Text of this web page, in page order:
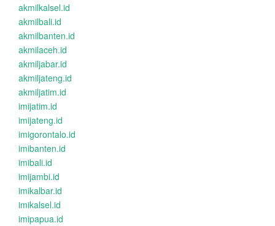
akmilkalsel.id
akmilbali.id
akmilbanten.id
akmilaceh.id
akmiljabar.id
akmiljateng.id
akmiljatim.id
imijatim.id
imijateng.id
imigorontalo.id
imibanten.id
imibali.id
imijambi.id
imikalbar.id
imikalsel.id
imipapua.id